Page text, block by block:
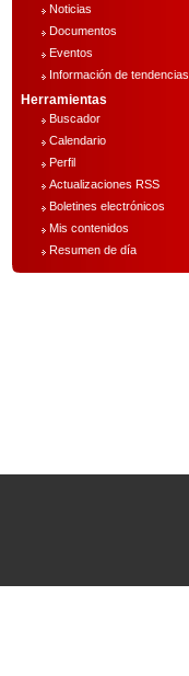
Noticias
Documentos
Eventos
Información de tendencias
Herramientas
Buscador
Calendario
Perfil
Actualizaciones RSS
Boletines electrónicos
Mis contenidos
Resumen de día